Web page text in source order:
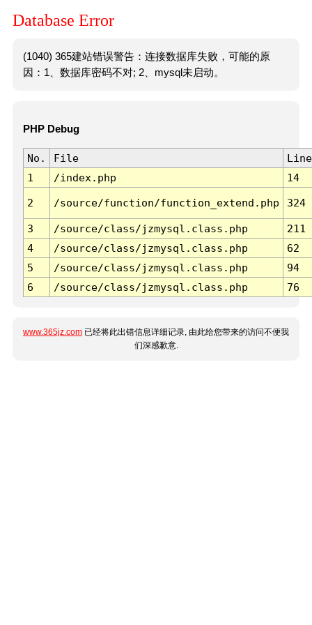
Database Error
(1040) 365建站错误警告：连接数据库失败，可能的原
因：1、数据库密码不对; 2、mysql未启动。
PHP Debug
No. File
Line
1
/index.php 14
2 /source/function/function_extend.php 324
3 /source/class/jzmysql.class.php
211
4
/source/class/jzmysql.class.php
62
5
/source/class/jzmysql.class.php
94
6
/source/class/jzmysql.class.php 76
www.365jz.com 已经将此出错信息详细记录, 由此给您带来的访问不便我
们深感歉意.